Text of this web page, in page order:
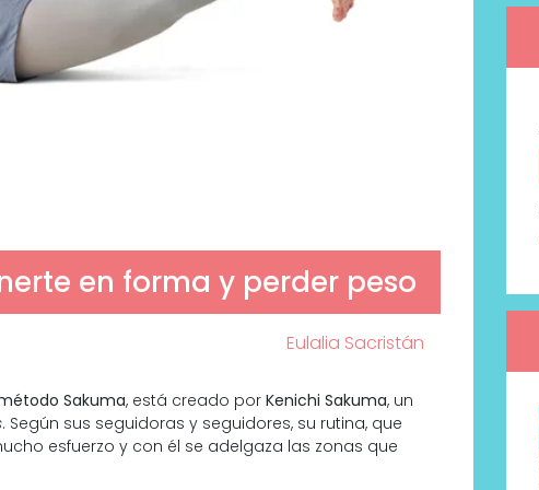
en forma y perder peso
Eulalia Sacristán
Sakuma, está creado por Kenichi Sakuma, un
. Según sus seguidoras y seguidores, su rutina, que
esfuerzo y con él se adelgaza las zonas que